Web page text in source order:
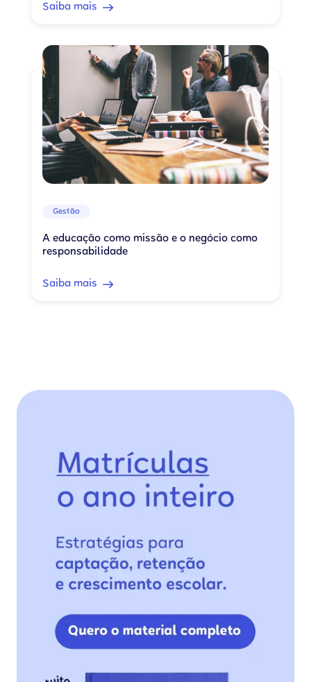
Saiba mais
Gestão
A educação como missão e o negócio como
responsabilidade
Saiba mais